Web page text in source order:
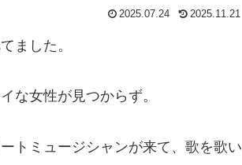
2025.07.24 2025.11.21
ました。
な女性が見つからず。
トミュージシャンが来て、歌を歌い